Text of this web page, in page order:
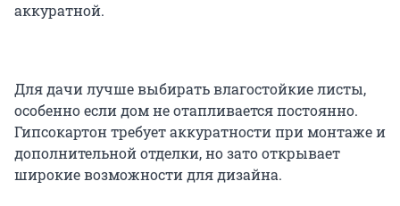
аккуратной.
Для дачи лучше выбирать влагостойкие листы,
особенно если дом не отапливается постоянно.
Гипсокартон требует аккуратности при монтаже и
дополнительной отделки, но зато открывает
широкие возможности для дизайна.